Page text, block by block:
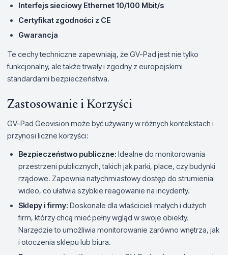
Interfejs sieciowy Ethernet 10/100 Mbit/s
Certyfikat zgodności z CE
Gwarancja
Te cechy techniczne zapewniają, że GV-Pad jest nie tylko
funkcjonalny, ale także trwały i zgodny z europejskimi
standardami bezpieczeństwa.
Zastosowanie i Korzyści
GV-Pad Geovision może być używany w różnych kontekstach i
przynosi liczne korzyści:
Bezpieczeństwo publiczne: Idealne do monitorowania
przestrzeni publicznych, takich jak parki, place, czy budynki
rządowe. Zapewnia natychmiastowy dostęp do strumienia
wideo, co ułatwia szybkie reagowanie na incydenty.
Sklepy i firmy: Doskonałe dla właścicieli małych i dużych
firm, którzy chcą mieć pełny wgląd w swoje obiekty.
Narzędzie to umożliwia monitorowanie zarówno wnętrza, jak
i otoczenia sklepu lub biura.